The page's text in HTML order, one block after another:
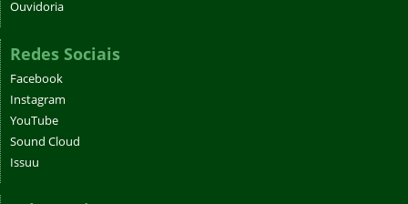
Ouvidoria
Redes Sociais
Facebook
Instagram
YouTube
Sound Cloud
Issuu